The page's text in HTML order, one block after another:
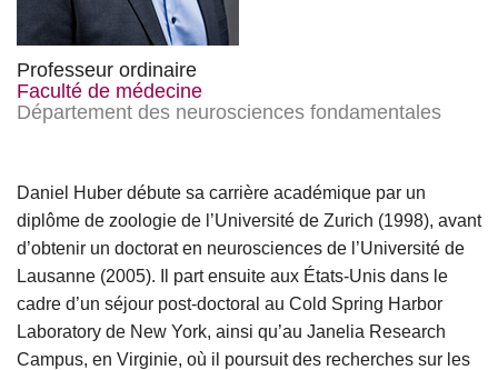
Professeur ordinaire
Faculté de médecine
Département des neurosciences fondamentales
Daniel Huber débute sa carrière académique par un
diplôme de zoologie de l’Université de Zurich (1998), avant
d’obtenir un doctorat en neurosciences de l’Université de
Lausanne (2005). Il part ensuite aux États-Unis dans le
cadre d’un séjour post-doctoral au Cold Spring Harbor
Laboratory de New York, ainsi qu’au Janelia Research
Campus, en Virginie, où il poursuit des recherches sur les